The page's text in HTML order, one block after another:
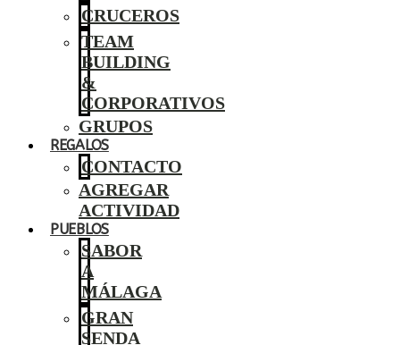
CRUCEROS
TEAM
BUILDING
&
CORPORATIVOS
GRUPOS
REGALOS
CONTACTO
AGREGAR
ACTIVIDAD
PUEBLOS
SABOR
A
MÁLAGA
GRAN
SENDA